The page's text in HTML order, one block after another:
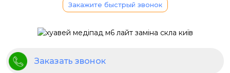
Закажите быстрый звонок
Заказать звонок